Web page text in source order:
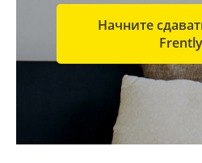
Начните
Frently